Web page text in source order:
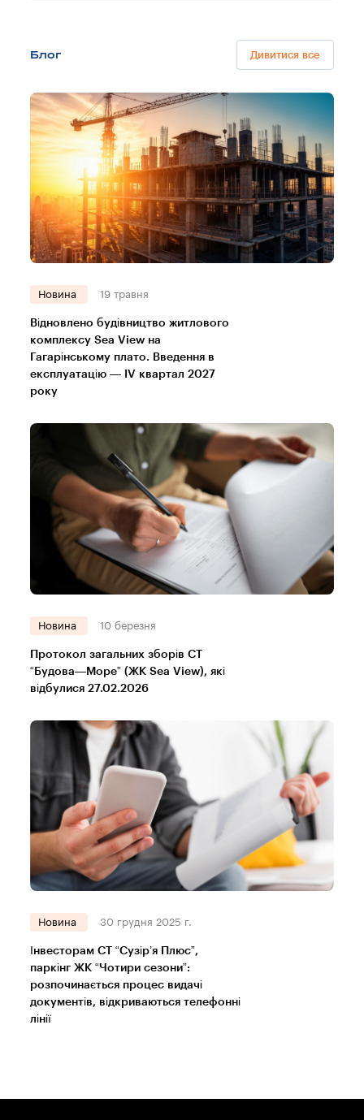
Блог Дивитися все
Новина 19 травня
Відновлено будівництво житлового
комплексу Sea View на
Гагарінському плато. Введення в
експлуатацію — IV квартал 2027
року
Новина 10 березня
Протокол загальних зборів СТ
“Будова—Море” (ЖК Sea View), які
відбулися 27.02.2026
Новина 30 грудня 2025 г.
Інвесторам СТ “Сузір’я Плюс”,
паркінг ЖК “Чотири сезони”:
розпочинається процес видачі
документів, відкриваються телефонні
лінії